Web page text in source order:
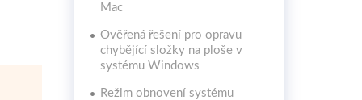
Mac
Ověřená řešení pro opravu
chybějící složky na ploše v
systému Windows
Režim obnovení systému